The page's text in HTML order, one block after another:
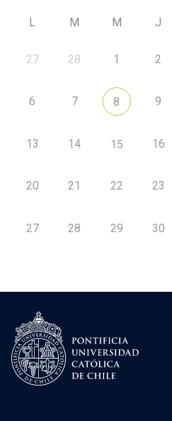
L M M J
27 28 1 2
6 7 8 9
13 14 15 16
20 21 22 23
27 28 29 30